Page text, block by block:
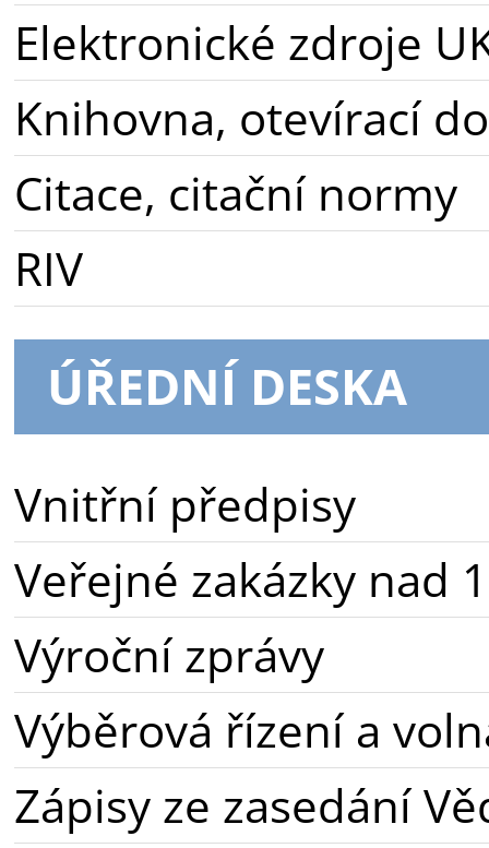
Elektronické zdroje
Knihovna, otevírací
Citace, citační normy
RIV
ÚŘEDNÍ DESKA
Vnitřní předpisy
Veřejné zakázky nad
Výroční zprávy
Výběrová řízení a
Zápisy ze zasedání